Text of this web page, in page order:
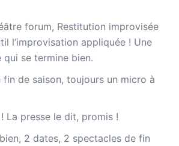
forum, Restitution improvisée
l’improvisation appliquée ! Une
qui se termine bien.
fin de saison, toujours un micro à
La presse le dit, promis !
2 dates, 2 spectacles de fin